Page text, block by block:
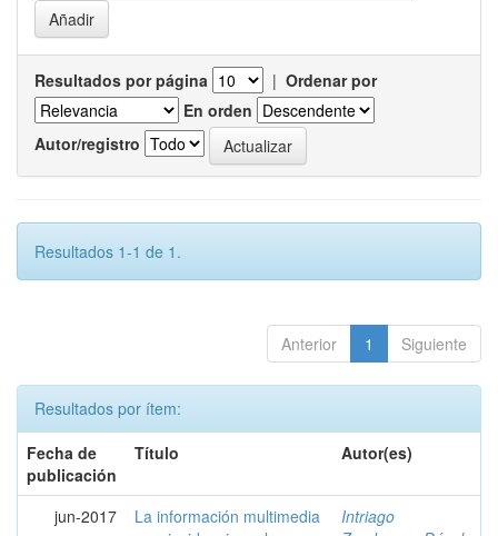
Resultados por página | Ordenar por
En orden
Autor/registro
Resultados 1-1 de 1.
Anterior 1 Siguiente
Resultados por ítem:
Fecha de
publicación
Título Autor(es)
jun-2017
La información multimedia
Intriago